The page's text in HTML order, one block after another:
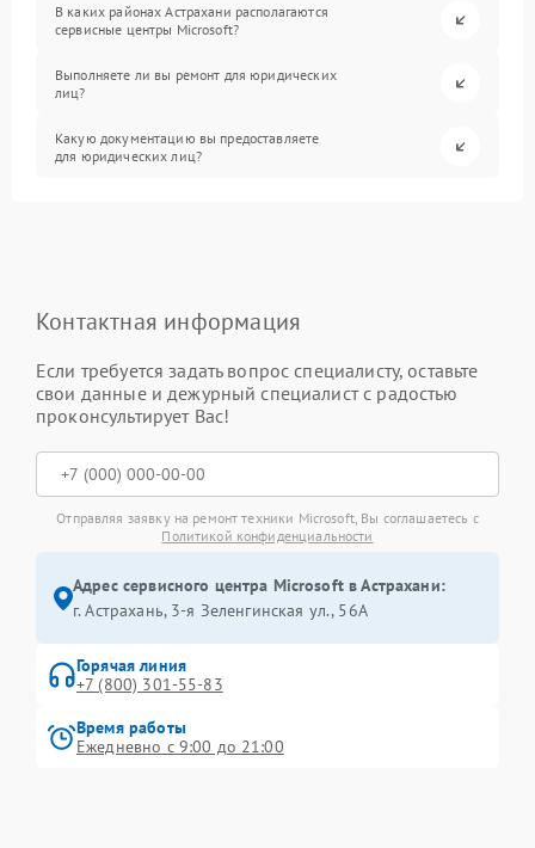
В каких районах Астрахани располагаются
сервисные центры Microsoft?
Выполняете ли вы ремонт для юридических
лиц?
Какую документацию вы предоставляете
для юридических лиц?
Контактная информация
Если требуется задать вопрос специалисту, оставьте
свои данные и дежурный специалист с радостью
проконсультирует Вас!
Отправляя заявку на ремонт техники Microsoft, Вы соглашаетесь с
Политикой конфиденциальности
Адрес сервисного центра Microsoft в Астрахани:
г. Астрахань, 3-я Зеленгинская ул., 56А
Горячая линия
+7 (800) 301-55-83
Время работы
Ежедневно с 9:00 до 21:00